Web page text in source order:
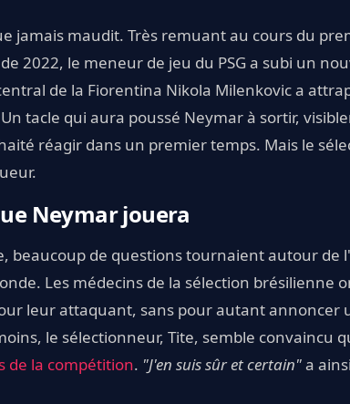
jamais maudit. Très remuant au cours du
2022, le meneur de jeu du PSG a subi un
de la Fiorentina Nikola Milenkovic a
tacle qui aura poussé Neymar à sortir,
réagir dans un premier temps. Mais le
Neymar jouera
beaucoup de questions tournaient autour de
Les médecins de la sélection brésilienne
leur attaquant, sans pour autant annoncer
le sélectionneur, Tite, semble convaincu
de la compétition. "J'en suis sûr et certain"a